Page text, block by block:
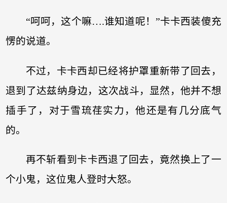
“呵呵，这个嘛….谁知道呢！”卡卡西装傻充
愣的说道。
不过，卡卡西却已经将护罩重新带了回去，
退到了达兹纳身边，这次战斗，显然，他并不想
插手了，对于雪琉荏实力，他还是有几分底气
的。
再不斩看到卡卡西退了回去，竟然换上了一
个小鬼，这位鬼人登时大怒。